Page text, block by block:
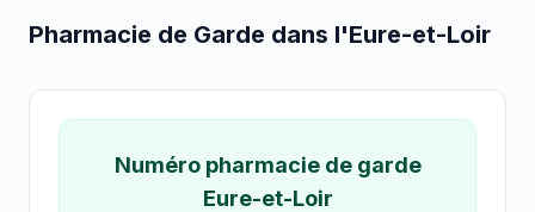
Pharmacie de Garde dans l'Eure-et-Loir
Numéro pharmacie de garde
Eure-et-Loir